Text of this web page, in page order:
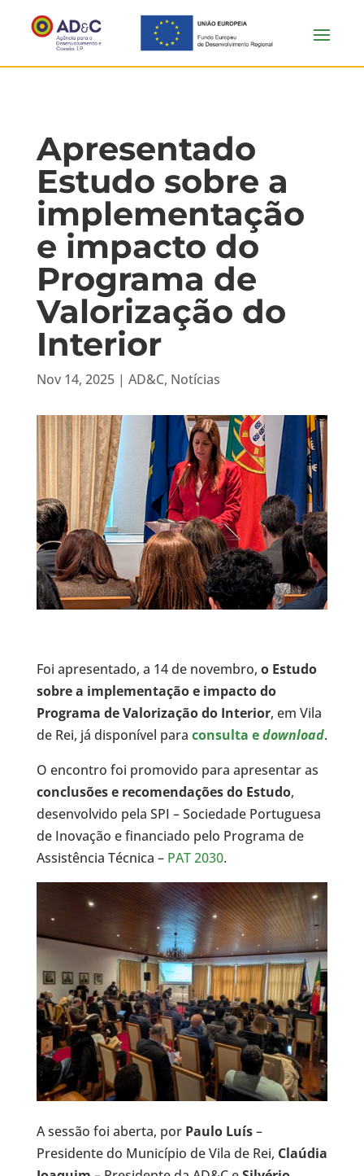
Apresentado
Estudo sobre a
implementação
e impacto do
Programa de
Valorização do
Interior
Nov 14, 2025| AD&C, Notícias
Foi apresentado, a 14 de novembro, o Estudo
sobre a implementação e impacto do
Programa de Valorização do Interior, em Vila
de Rei, já disponível para consulta edownload.
O encontro foi promovido para apresentar as
conclusões e recomendações do Estudo,
desenvolvido pela SPI – Sociedade Portuguesa
de Inovação e financiado pelo Programa de
Assistência Técnica – PAT 2030.
A sessão foi aberta, por Paulo Luís–
Presidente do Município de Vila de Rei, Claúdia